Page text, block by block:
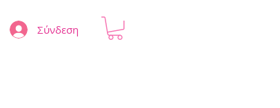
Σύνδεση